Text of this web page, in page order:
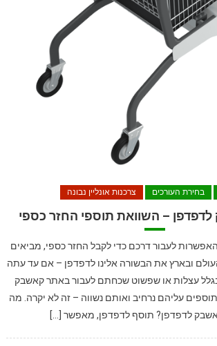
בחירת העורכים צרכנות אונליין נבונה
– השוואת תוספי החזר כספי
לעבור דרכם כדי לקבל החזר כספי, מביאים
ובארץ את הבשורה אלינו לדפדפן – אם עד עתה
עצלות או שפשוט שכחתם לעבור באתר קאשבק
עליהם נרחיב ואותם נשווה – זה לא יקרה. מה
לדפדפן? תוסף לדפדפן, מאפשר […]